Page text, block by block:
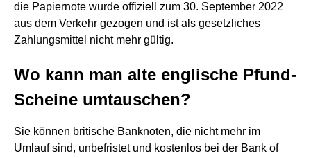
die Papiernote wurde offiziell zum 30. September 2022
aus dem Verkehr gezogen und ist als gesetzliches
Zahlungsmittel nicht mehr gültig.
Wo kann man alte englische Pfund-
Scheine umtauschen?
Sie können britische Banknoten, die nicht mehr im
Umlauf sind, unbefristet und kostenlos bei der Bank of